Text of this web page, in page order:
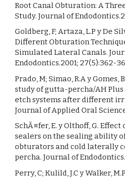
Root Canal Obturation: A
Study. Journal of
Goldberg, F; Artaza, L.P y De
Different Obturation
Simulated Lateral Canals.
Endodontics.2001; 27(5):362-
Prado, M; Simao, R.A y Gomes,
study of gutta-percha/AH Plus
etch systems after different
Journal of Applied Oral
SchÃ¤fer, E. y Olthoff, G.
sealers on the sealing ability
obturators and cold laterally
percha. Journal of
Perry, C; Kulild, J.C y Walker,